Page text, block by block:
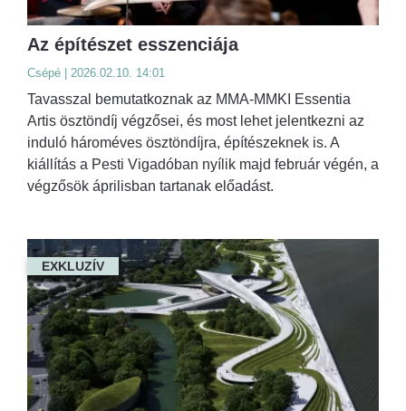
Az építészet esszenciája
Csépé | 2026.02.10. 14:01
Tavasszal bemutatkoznak az MMA-MMKI Essentia
Artis ösztöndíj végzősei, és most lehet jelentkezni az
induló hároméves ösztöndíjra, építészeknek is. A
kiállítás a Pesti Vigadóban nyílik majd február végén, a
végzősök áprilisban tartanak előadást.
EXKLUZÍV